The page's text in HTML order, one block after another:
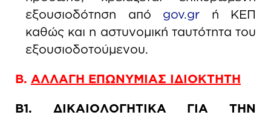
εξουσιοδότηση από gov.gr ή ΚΕΠ
καθώς και η αστυνομική ταυτότητα του
εξουσιοδοτούμενου.
Β. ΑΛΛΑΓΗ ΕΠΩΝΥΜΙΑΣ ΙΔΙΟΚΤΗΤΗ
Β1. ΔΙΚΑΙΟΛΟΓΗΤΙΚΑ ΓΙΑ ΤΗΝ